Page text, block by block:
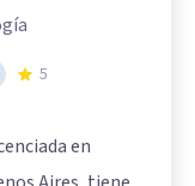
5
en